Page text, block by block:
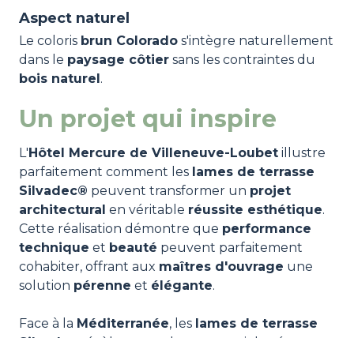
Aspect naturel
Le coloris brun Colorado s'intègre naturellement
dans le paysage côtier sans les contraintes du
bois naturel.
Un projet qui inspire
L'Hôtel Mercure de Villeneuve-Loubet illustre
parfaitement comment les lames de terrasse
Silvadec® peuvent transformer un projet
architectural en véritable réussite esthétique.
Cette réalisation démontre que performance
technique et beauté peuvent parfaitement
cohabiter, offrant aux maîtres d'ouvrage une
solution pérenne et élégante.
Face à la Méditerranée, les lames de terrasse